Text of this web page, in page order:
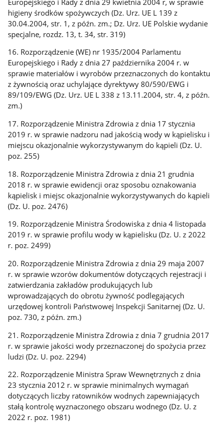
higieny środków spożywczych (Dz. Urz. UE L 139 z
30.04.2004, str. 1, z późn. zm.; Dz. Urz. UE Polskie wydanie
specjalne, rozdz. 13, t. 34, str. 319)
16. Rozporządzenie (WE) nr 1935/2004 Parlamentu
Europejskiego i Rady z dnia 27 października 2004 r. w
sprawie materiałów i wyrobów przeznaczonych do kontaktu
z żywnością oraz uchylające dyrektywy 80/590/EWG i
89/109/EWG (Dz. Urz. UE L 338 z 13.11.2004, str. 4, z późn.
zm.)
17. Rozporządzenie Ministra Zdrowia z dnia 17 stycznia
2019 r. w sprawie nadzoru nad jakością wody w kąpielisku i
miejscu okazjonalnie wykorzystywanym do kąpieli (Dz. U.
poz. 255)
18. Rozporządzenie Ministra Zdrowia z dnia 21 grudnia
2018 r. w sprawie ewidencji oraz sposobu oznakowania
kąpielisk i miejsc okazjonalnie wykorzystywanych do kąpieli
(Dz. U. poz. 2476)
19. Rozporządzenie Ministra Środowiska z dnia 4 listopada
2019 r. w sprawie profilu wody w kąpielisku (Dz. U. z 2022
r. poz. 2499)
20. Rozporządzenie Ministra Zdrowia z dnia 29 maja 2007
r. w sprawie wzorów dokumentów dotyczących rejestracji i
zatwierdzania zakładów produkujących lub
wprowadzających do obrotu żywność podlegających
urzędowej kontroli Państwowej Inspekcji Sanitarnej (Dz. U.
poz. 730, z późn. zm.)
21. Rozporządzenie Ministra Zdrowia z dnia 7 grudnia 2017
r. w sprawie jakości wody przeznaczonej do spożycia przez
ludzi (Dz. U. poz. 2294)
22. Rozporządzenie Ministra Spraw Wewnętrznych z dnia
23 stycznia 2012 r. w sprawie minimalnych wymagań
dotyczących liczby ratowników wodnych zapewniających
stałą kontrolę wyznaczonego obszaru wodnego (Dz. U. z
2022 r. poz. 1981)